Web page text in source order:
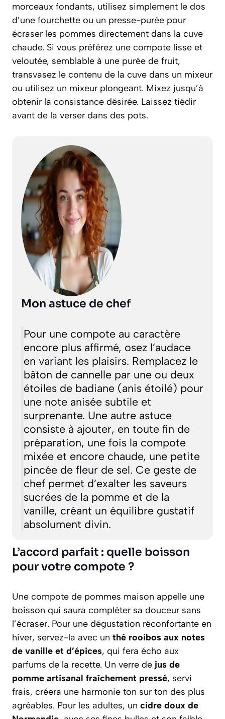
morceaux fondants, utilisez simplement le dos
d’une fourchette ou un presse-purée pour
écraser les pommes directement dans la cuve
chaude. Si vous préférez une compote lisse et
veloutée, semblable à une purée de fruit,
transvasez le contenu de la cuve dans un mixeur
ou utilisez un mixeur plongeant. Mixez jusqu’à
obtenir la consistance désirée. Laissez tiédir
avant de la verser dans des pots.
Mon astuce de chef
Pour une compote au caractère
encore plus affirmé, osez l’audace
en variant les plaisirs. Remplacez le
bâton de cannelle par une ou deux
étoiles de badiane (anis étoilé) pour
une note anisée subtile et
surprenante. Une autre astuce
consiste à ajouter, en toute fin de
préparation, une fois la compote
mixée et encore chaude, une petite
pincée de fleur de sel. Ce geste de
chef permet d’exalter les saveurs
sucrées de la pomme et de la
vanille, créant un équilibre gustatif
absolument divin.
L’accord parfait : quelle boisson
pour votre compote ?
Une compote de pommes maison appelle une
boisson qui saura compléter sa douceur sans
l’écraser. Pour une dégustation réconfortante en
hiver, servez-la avec un thé rooibos aux notes
de vanille et d’épices, qui fera écho aux
parfums de la recette. Un verre de jus de
pomme artisanal fraîchement pressé, servi
frais, créera une harmonie ton sur ton des plus
agréables. Pour les adultes, un cidre doux de